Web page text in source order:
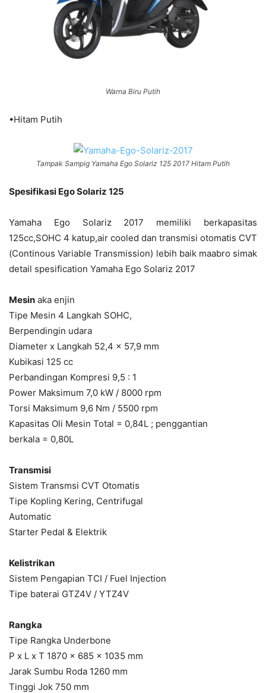
Warna Biru Putih
•Hitam Putih
Tampak Sampig Yamaha Ego Solariz 125 2017 Hitam Putih
Spesifikasi Ego Solariz 125
Yamaha Ego Solariz 2017 memiliki berkapasitas
125cc,SOHC 4 katup,air cooled dan transmisi otomatis CVT
(Continous Variable Transmission) lebih baik maabro simak
detail spesification Yamaha Ego Solariz 2017
Mesin aka enjin
Tipe Mesin 4 Langkah SOHC,
Berpendingin udara
Diameter x Langkah 52,4 x 57,9 mm
Kubikasi 125 cc
Perbandingan Kompresi 9,5 : 1
Power Maksimum 7,0 kW / 8000 rpm
Torsi Maksimum 9,6 Nm / 5500 rpm
Kapasitas Oli Mesin Total = 0,84L ; penggantian
berkala = 0,80L
Transmisi
Sistem Transmsi CVT Otomatis
Tipe Kopling Kering, Centrifugal
Automatic
Starter Pedal & Elektrik
Kelistrikan
Sistem Pengapian TCI / Fuel Injection
Tipe baterai GTZ4V / YTZ4V
Rangka
Tipe Rangka Underbone
P x L x T 1870 x 685 x 1035 mm
Jarak Sumbu Roda 1260 mm
Tinggi Jok 750 mm